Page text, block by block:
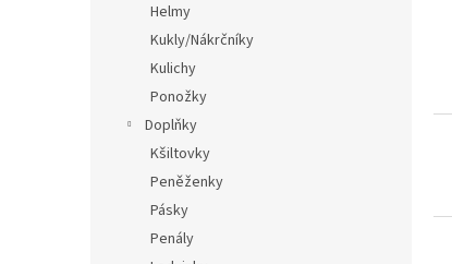
Helmy
Kukly/Nákrčníky
Kulichy
Ponožky
Doplňky
Kšiltovky
Peněženky
Pásky
Penály